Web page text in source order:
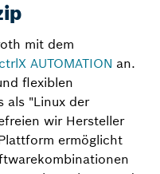
mit dem
AUTOMATION an.
flexiblen
als "Linux der
wir Hersteller
ermöglicht